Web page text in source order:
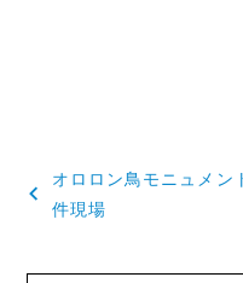
稿
オロロン鳥モニュメ
件現場